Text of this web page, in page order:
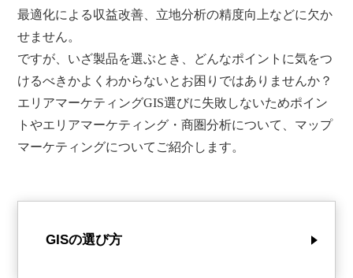
最適化による収益改善、立地分析の精度向上などに欠か
せません。
ですが、いざ製品を選ぶとき、どんなポイントに気をつ
けるべきかよくわからないとお困りではありませんか？
エリアマーケティングGIS選びに失敗しないためポイン
トやエリアマーケティング・商圏分析について、マップ
マーケティングについてご紹介します。
GISの選び方